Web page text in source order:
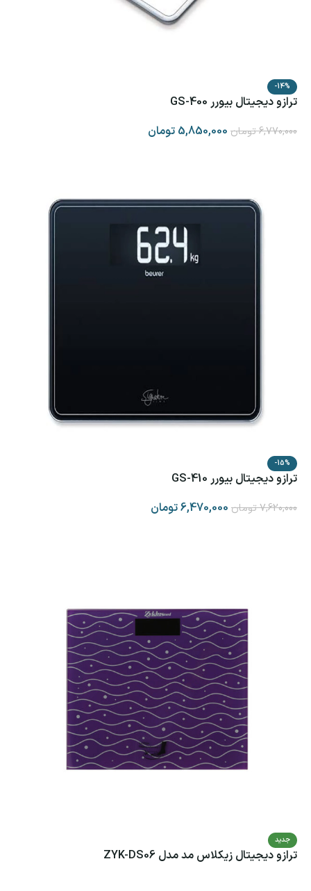
-14%
ترازو دیجیتال بیورر GS-400
6,770,000تومان 5,850,000 تومان
-15%
ترازو دیجیتال بیورر GS-410
7,620,000تومان 6,470,000تومان
جدید
ترازو دیجیتال زیکلاس مد مدل ZYK-DS06